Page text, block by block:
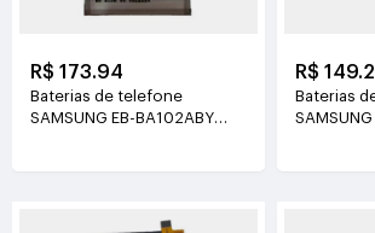
R$ 173.94
Baterias de telefone
SAMSUNG EB-BA102ABY
R$
Baterias
SAMSUNG